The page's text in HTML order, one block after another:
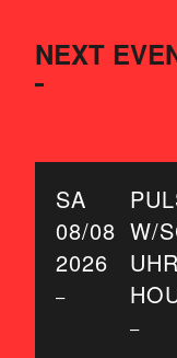
NEXT
SA
08/08
2026
–
W/
–